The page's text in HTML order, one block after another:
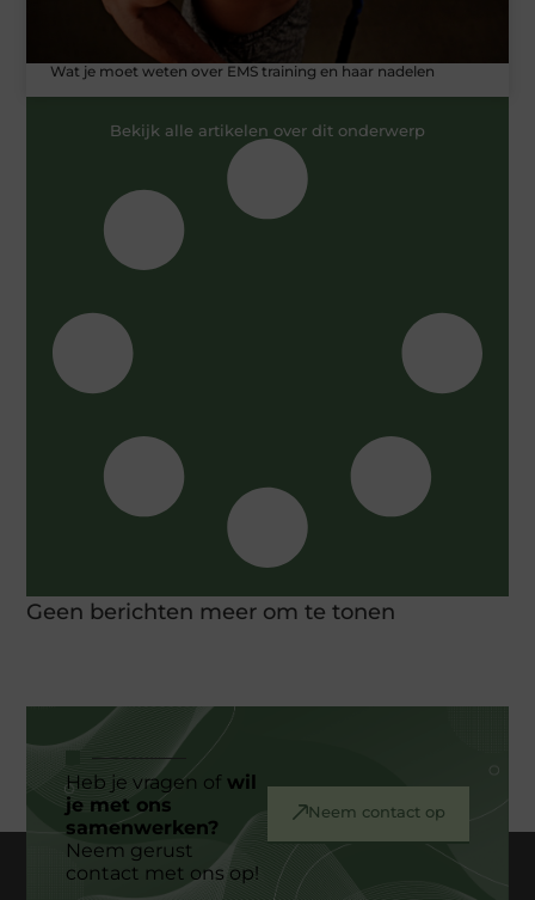
Wat je moet weten over EMS training en haar nadelen
Bekijk alle artikelen over dit onderwerp
Geen berichten meer om te tonen
Heb je vragen ofwil
je met ons
samenwerken?
Neem gerust
contact met ons op!
Neem contact op